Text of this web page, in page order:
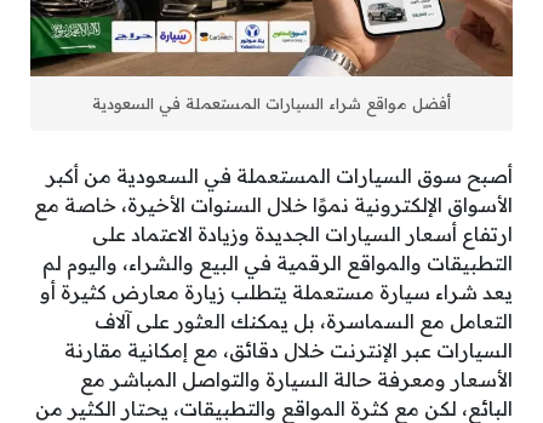
أفضل مواقع شراء السيارات المستعملة في السعودية
أصبح سوق السيارات المستعملة في السعودية من أكبر
الأسواق الإلكترونية نموًا خلال السنوات الأخيرة، خاصة مع
ارتفاع أسعار السيارات الجديدة وزيادة الاعتماد على
التطبيقات والمواقع الرقمية في البيع والشراء، واليوم لم
يعد شراء سيارة مستعملة يتطلب زيارة معارض كثيرة أو
التعامل مع السماسرة، بل يمكنك العثور على آلاف
السيارات عبر الإنترنت خلال دقائق، مع إمكانية مقارنة
الأسعار ومعرفة حالة السيارة والتواصل المباشر مع
البائع، لكن مع كثرة المواقع والتطبيقات، يحتار الكثير من